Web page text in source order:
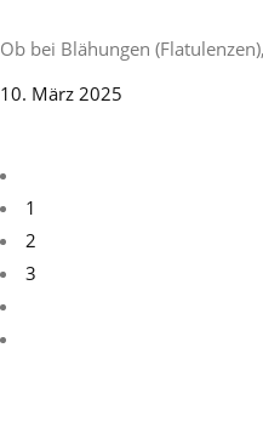
Ob bei Blähungen
10. März 2025
1
2
3